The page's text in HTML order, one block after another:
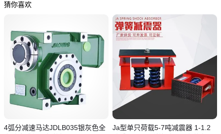
猜你喜欢
4弧分减速马达JDLB035银灰色全
Ja型单只荷载5-7吨减震器 1-1.2